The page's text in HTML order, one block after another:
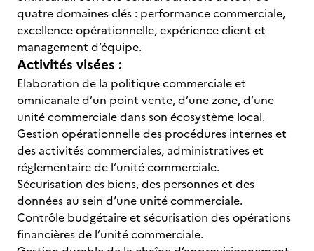
quatre domaines clés : performance commerciale,
excellence opérationnelle, expérience client et
management d’équipe.
Activités visées :
Elaboration de la politique commerciale et
omnicanale d’un point vente, d’une zone, d’une
unité commerciale dans son écosystème local.
Gestion opérationnelle des procédures internes et
des activités commerciales, administratives et
réglementaire de l’unité commerciale.
Sécurisation des biens, des personnes et des
données au sein d’une unité commerciale.
Contrôle budgétaire et sécurisation des opérations
financières de l’unité commerciale.